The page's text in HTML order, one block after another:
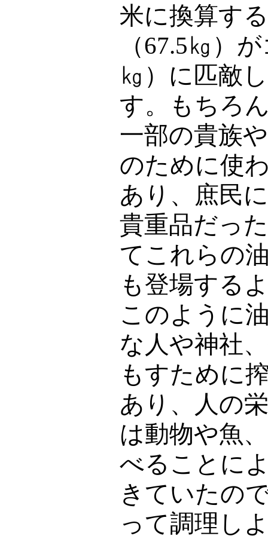
米に換算す
（67.5㎏）
㎏）に匹敵
す。もちろ
一部の貴族
のために使
あり、庶民
貴重品だっ
てこれらの
も登場する
このように
な人や神社
もすために
あり、人の
は動物や魚
べることに
きていたの
って調理し